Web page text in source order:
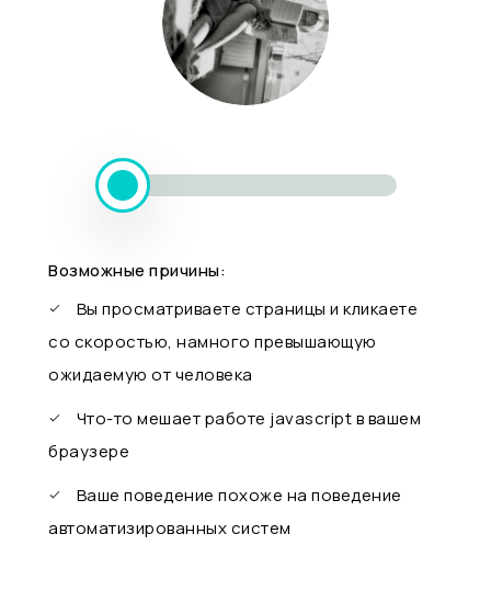
Возможные причины:
Вы просматриваете страницы и кликаете
со скоростью, намного превышающую
ожидаемую от человека
Что-то мешает работе javascript в вашем
браузере
Ваше поведение похоже на поведение
автоматизированных систем